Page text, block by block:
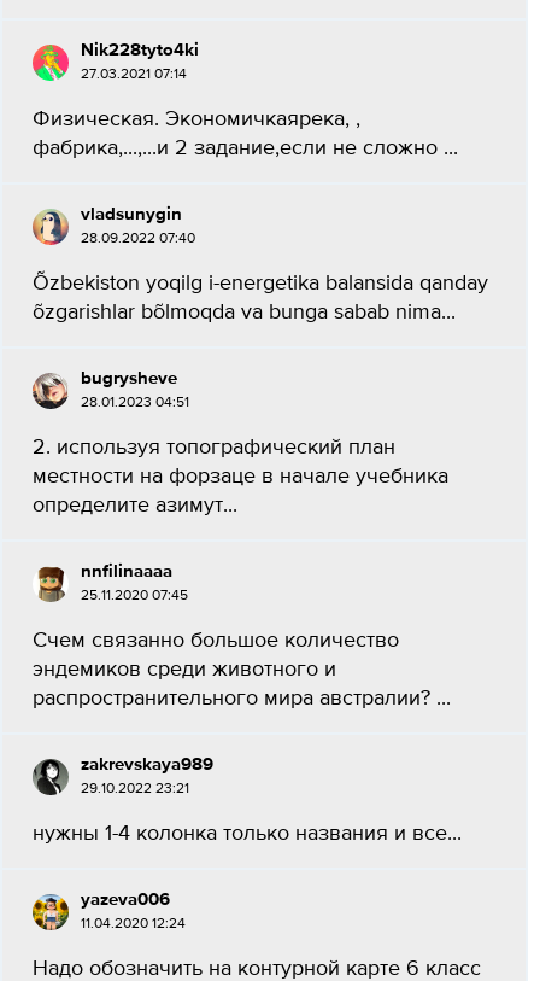
Nik228tyto4ki
27.03.2021 07:14
Физическая. Экономичкаярека, ,
фабрика,...,...и 2 задание,если не сложно ​...
vladsunygin
28.09.2022 07:40
Õzbekiston yoqilg i-energetika balansida qanday
õzgarishlar bõlmoqda va bunga sabab nima​...
bugrysheve
28.01.2023 04:51
2. используя топографический план
местности на форзаце в начале учебника
определите азимут​...
nnfilinaaaa
25.11.2020 07:45
Счем связанно большое количество
эндемиков среди животного и
распространительного мира австралии? ​...
zakrevskaya989
29.10.2022 23:21
нужны 1-4 колонка только названия и все...
yazeva006
11.04.2020 12:24
Надо обозначить на контурной карте 6 класс